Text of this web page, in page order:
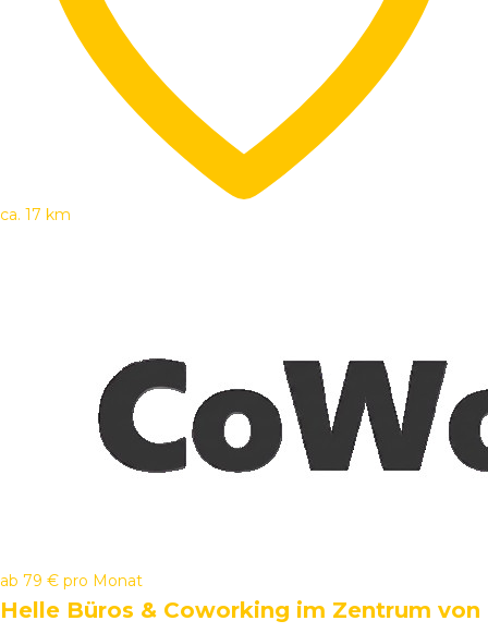
ca. 17 km
ab 79 € pro Monat
Helle Büros & Coworking im Zentrum von